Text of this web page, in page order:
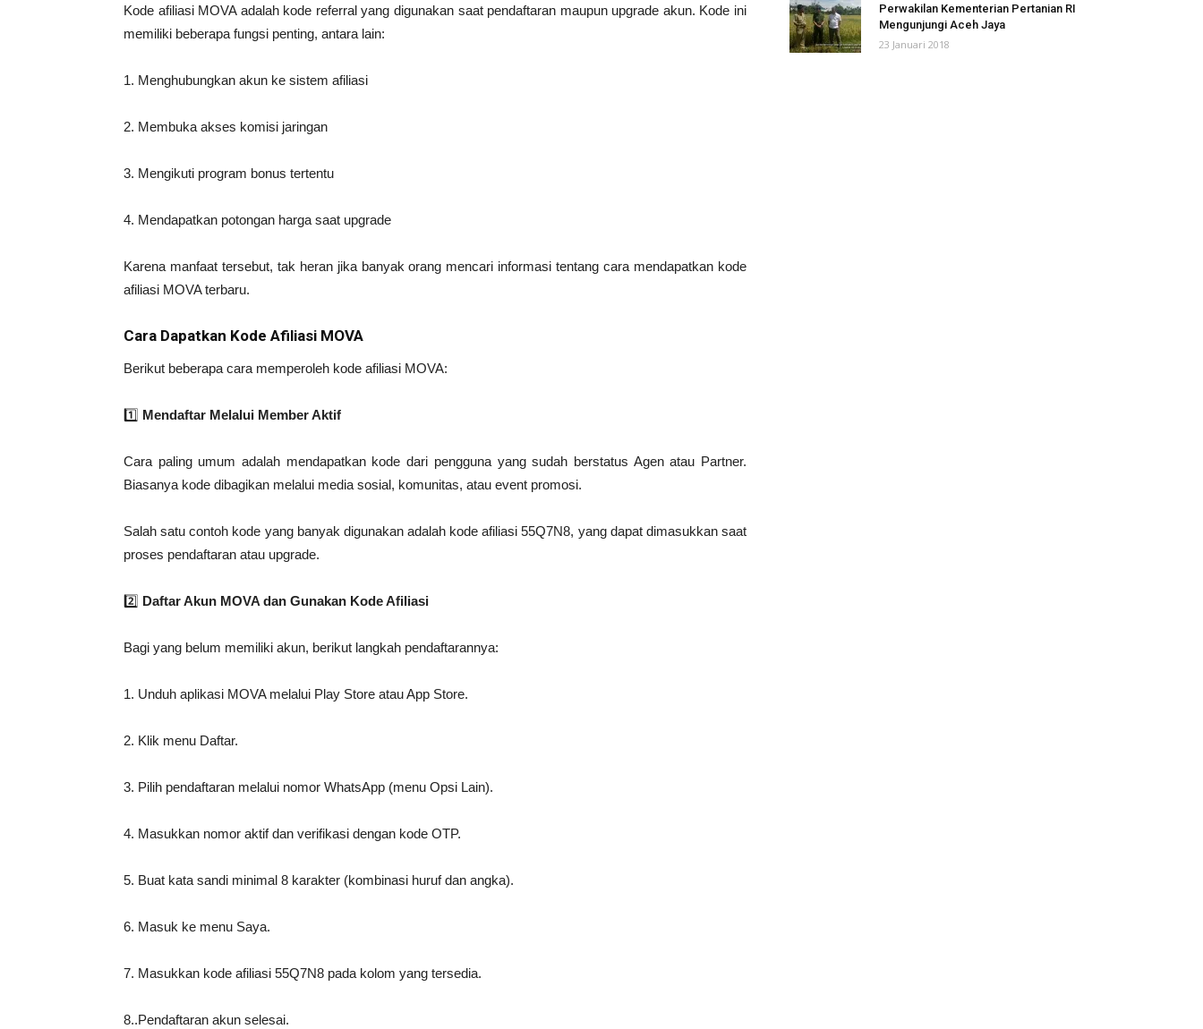
Kode afiliasi MOVA adalah kode referral yang digunakan saat pendaftaran maupun upgrade akun. Kode ini
memiliki beberapa fungsi penting, antara lain:
1. Menghubungkan akun ke sistem afiliasi
2. Membuka akses komisi jaringan
3. Mengikuti program bonus tertentu
4. Mendapatkan potongan harga saat upgrade
Karena manfaat tersebut, tak heran jika banyak orang mencari informasi tentang cara mendapatkan kode
afiliasi MOVA terbaru.
Cara Dapatkan Kode Afiliasi MOVA
Berikut beberapa cara memperoleh kode afiliasi MOVA:
1️⃣ Mendaftar Melalui Member Aktif
Cara paling umum adalah mendapatkan kode dari pengguna yang sudah berstatus Agen atau Partner.
Biasanya kode dibagikan melalui media sosial, komunitas, atau event promosi.
Salah satu contoh kode yang banyak digunakan adalah kode afiliasi 55Q7N8, yang dapat dimasukkan saat
proses pendaftaran atau upgrade.
2️⃣ Daftar Akun MOVA dan Gunakan Kode Afiliasi
Bagi yang belum memiliki akun, berikut langkah pendaftarannya:
1. Unduh aplikasi MOVA melalui Play Store atau App Store.
2. Klik menu Daftar.
3. Pilih pendaftaran melalui nomor WhatsApp (menu Opsi Lain).
4. Masukkan nomor aktif dan verifikasi dengan kode OTP.
5. Buat kata sandi minimal 8 karakter (kombinasi huruf dan angka).
6. Masuk ke menu Saya.
7. Masukkan kode afiliasi 55Q7N8 pada kolom yang tersedia.
8..Pendaftaran akun selesai.
Perwakilan Kementerian Pertanian RI
Mengunjungi Aceh Jaya
23 Januari 2018